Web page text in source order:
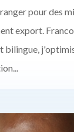
pour des
export.
bilingue,